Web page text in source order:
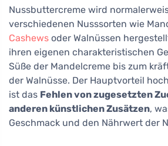
Nussbuttercreme wird
verschiedenen Nusssorten wie
Cashews oder Walnüssen
ihren eigenen charakteristischen
Süße der Mandelcreme bis zum
der Walnüsse. Der Hauptvorteil
ist das Fehlen von zugesetzten
anderen künstlichen Zusätzen,
Geschmack und den Nährwert der